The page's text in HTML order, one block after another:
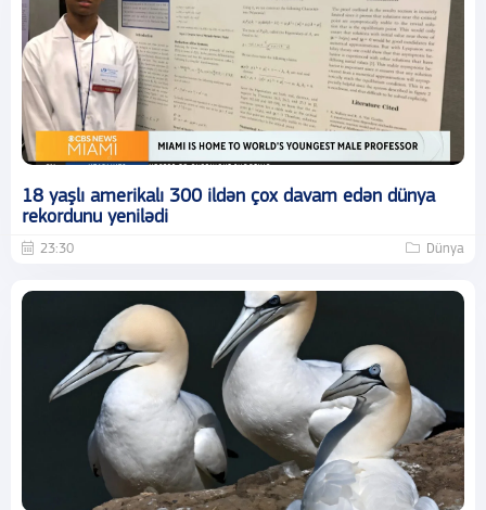
18 yaşlı amerikalı 300 ildən çox davam edən dünya
rekordunu yenilədi
23:30 Dünya